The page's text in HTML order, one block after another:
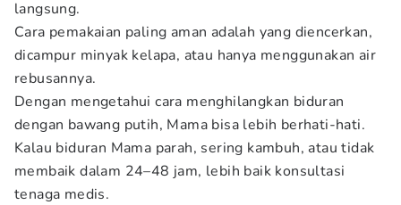
langsung.
Cara pemakaian paling aman adalah yang diencerkan,
dicampur minyak kelapa, atau hanya menggunakan air
rebusannya.
Dengan mengetahui cara menghilangkan biduran
dengan bawang putih, Mama bisa lebih berhati-hati.
Kalau biduran Mama parah, sering kambuh, atau tidak
membaik dalam 24–48 jam, lebih baik konsultasi
tenaga medis.